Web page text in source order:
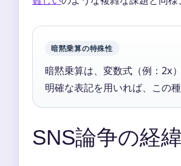
暗黙乗算の特殊性
暗黙乗算は、変数式（例：2x
明確な表記を用いれば、この
SNS論争の経緯